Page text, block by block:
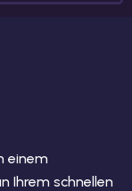
einem
Ihrem schnellen